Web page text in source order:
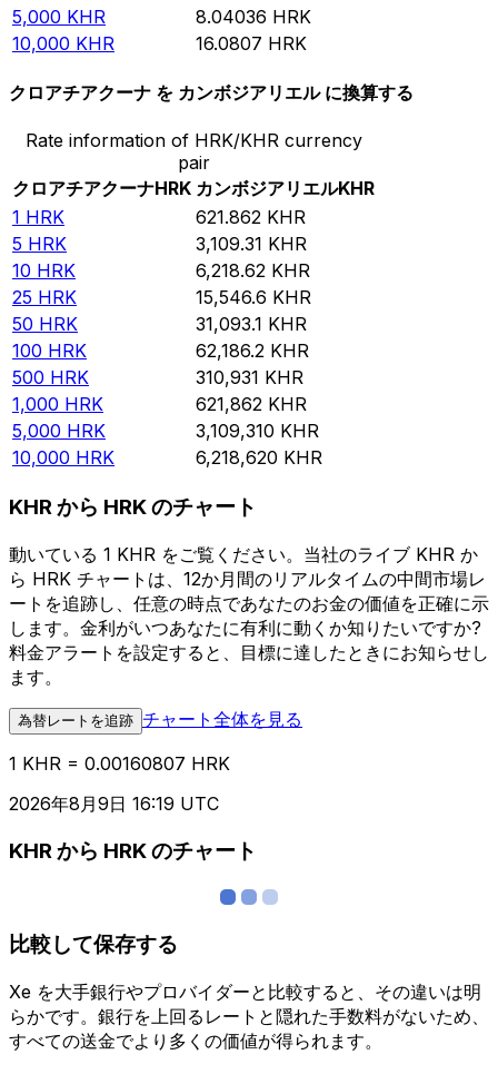
5,000 KHR 8.04036 HRK
10,000 KHR 16.0807 HRK
クロアチアクーナ を カンボジアリエル に換算する
Rate information of HRK/KHR currency
pair
クロアチアクーナHRK カンボジアリエルKHR
1 HRK 621.862 KHR
5 HRK 3,109.31 KHR
10 HRK 6,218.62 KHR
25 HRK 15,546.6 KHR
50 HRK 31,093.1 KHR
100 HRK 62,186.2 KHR
500 HRK 310,931 KHR
1,000 HRK 621,862 KHR
5,000 HRK 3,109,310 KHR
10,000 HRK 6,218,620 KHR
KHR から HRK のチャート
動いている 1 KHR をご覧ください。当社のライブ KHR か
ら HRK チャートは、12か月間のリアルタイムの中間市場レ
ートを追跡し、任意の時点であなたのお金の価値を正確に示
します。金利がいつあなたに有利に動くか知りたいですか?
料金アラートを設定すると、目標に達したときにお知らせし
ます。
為替レートを追跡 チャート全体を見る
1 KHR = 0.00160807 HRK
2026年8月9日 16:19 UTC
KHR から HRK のチャート
比較して保存する
Xe を大手銀行やプロバイダーと比較すると、その違いは明
らかです。銀行を上回るレートと隠れた手数料がないため、
すべての送金でより多くの価値が得られます。